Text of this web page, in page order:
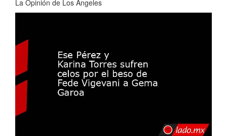
La Opinión de Los Ángeles